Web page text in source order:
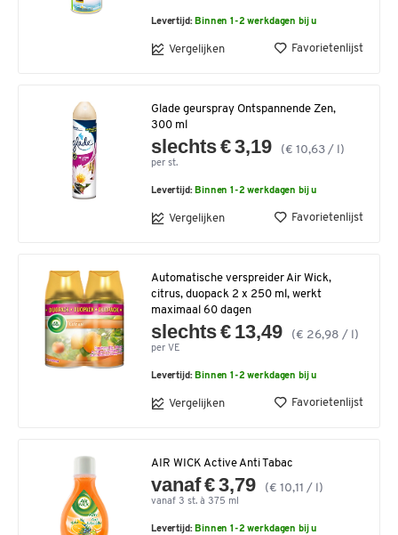
Levertijd: Binnen 1-2 werkdagen bij u
Vergelijken Favorietenlijst
Glade geurspray Ontspannende Zen,
300 ml
slechts € 3,19 (€ 10,63 / l)
per st.
Levertijd: Binnen 1-2 werkdagen bij u
Vergelijken Favorietenlijst
Automatische verspreider Air Wick,
citrus, duopack 2 x 250 ml, werkt
maximaal 60 dagen
slechts € 13,49 (€ 26,98 / l)
per VE
Levertijd: Binnen 1-2 werkdagen bij u
Vergelijken Favorietenlijst
AIR WICK Active Anti Tabac
vanaf € 3,79 (€ 10,11 / l)
vanaf 3 st. à 375 ml
Levertijd: Binnen 1-2 werkdagen bij u